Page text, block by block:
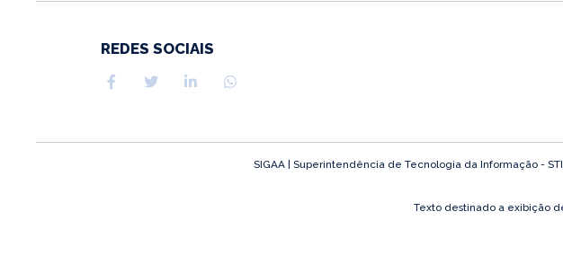
REDES SOCIAIS
SIGAA | Superintendência de Tecnologia da Informação -
Texto destinado a exibição